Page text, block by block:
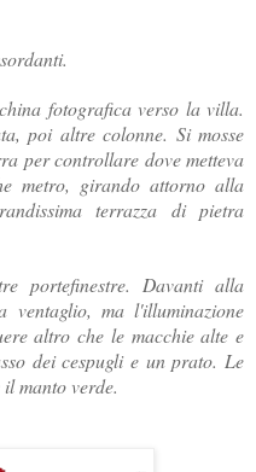
fotografica verso la villa.
poi altre colonne. Si mosse
per controllare dove metteva
metro, girando attorno alla
terrazza di pietra
portefinestre. Davanti alla
ma l'illuminazione
altro che le macchie alte e
dei cespugli e un prato. Le
manto verde.